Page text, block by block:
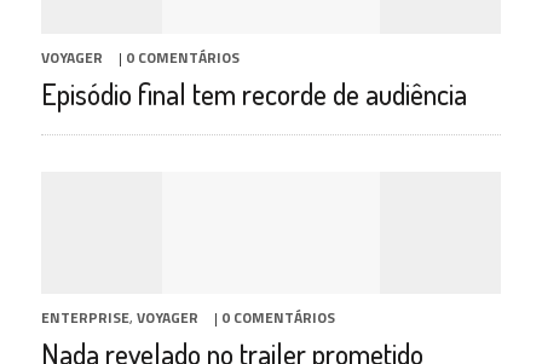
VOYAGER | 0 COMENTÁRIOS
Episódio final tem recorde de audiência
ENTERPRISE, VOYAGER | 0 COMENTÁRIOS
Nada revelado no trailer prometido